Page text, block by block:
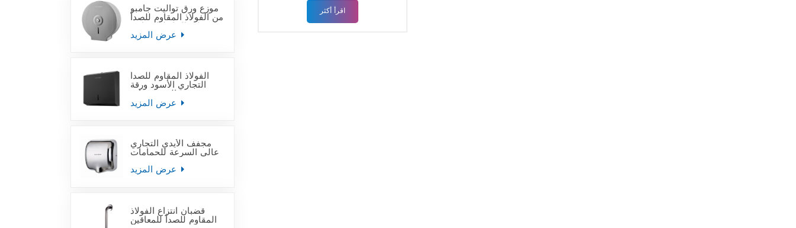
موزع ورق تواليت جامبو
من الفولاذ المقاوم للصدأ
على الحائط التجاري
الفولاذ المقاوم للصدأ
التجاري الأسود ورقة
منشفة اليد موزعات
مجفف الأيدي التجاري
عالي السرعة للحمامات
قضبان انتزاع الفولاذ
المقاوم للصدأ للمعاقين
اقرأ أكثر